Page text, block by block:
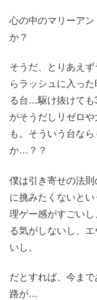
心の中のマリーア
か？
そうだ、とりあえ
らラッシュに入っ
る台…駆け抜けても
がそうだしリゼロ
も。そういう台な
か…？？
僕は引き寄せの法
に挑みたくないと
理ゲー感がすごい
る気がしないし、
いし。
だとすれば、今ま
路が…